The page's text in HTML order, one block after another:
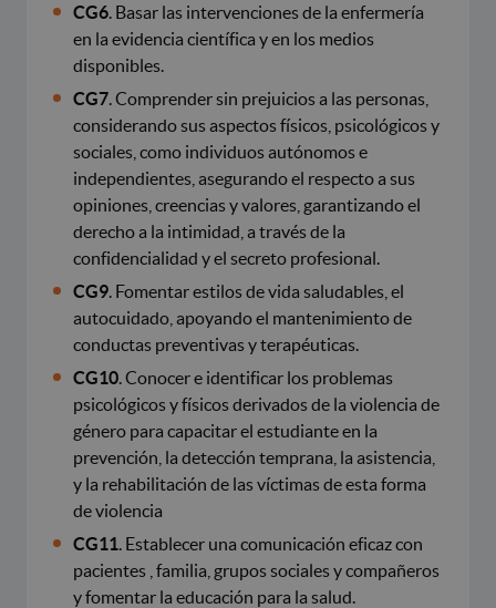
CG6 . Basar las intervenciones de la enfermería
en la evidencia científica y en los medios
disponibles.
CG7 . Comprender sin prejuicios a las personas,
considerando sus aspectos físicos, psicológicos y
sociales, como individuos autónomos e
independientes, asegurando el respecto a sus
opiniones, creencias y valores, garantizando el
derecho a la intimidad, a través de la
confidencialidad y el secreto profesional.
CG9 . Fomentar estilos de vida saludables, el
autocuidado, apoyando el mantenimiento de
conductas preventivas y terapéuticas.
CG10 . Conocer e identificar los problemas
psicológicos y físicos derivados de la violencia de
género para capacitar el estudiante en la
prevención, la detección temprana, la asistencia,
y la rehabilitación de las víctimas de esta forma
de violencia
CG11 . Establecer una comunicación eficaz con
pacientes , familia, grupos sociales y compañeros
y fomentar la educación para la salud.